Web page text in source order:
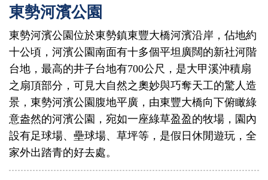
東勢河濱公園
東勢河濱公園位於東勢鎮東豐大橋河濱沿岸，佔地約
十公頃，河濱公園南面有十多個平坦廣闊的新社河階
台地，最高的井子台地有700公尺，是大甲溪沖積扇
之扇頂部分，可見大自然之奧妙與巧奪天工的驚人造
景，東勢河濱公園腹地平廣，由東豐大橋向下俯瞰綠
意盎然的河濱公園，宛如一座綠草盈盈的牧場，園內
設有足球場、壘球場、草坪等，是假日休閒遊玩，全
家外出踏青的好去處。